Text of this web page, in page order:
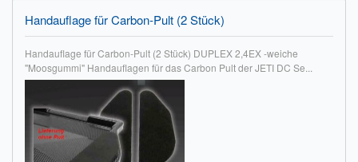
Handauflage für Carbon-Pult (2 Stück)
Handauflage für Carbon-Pult (2 Stück) DUPLEX 2,4EX -weiche
"Moosgummi" Handauflagen für das Carbon Pult der JETI DC Se...